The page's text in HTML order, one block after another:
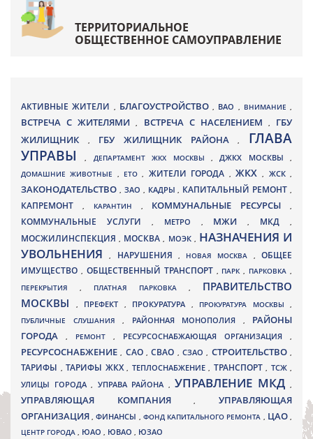
ТЕРРИТОРИАЛЬНОЕ
ОБЩЕСТВЕННОЕ САМОУПРАВЛЕНИЕ
АКТИВНЫЕ ЖИТЕЛИ , БЛАГОУСТРОЙСТВО , ВАО , ВНИМАНИЕ ,
ВСТРЕЧА С ЖИТЕЛЯМИ, ВСТРЕЧА С НАСЕЛЕНИЕМ , ГБУ
ЖИЛИЩНИК
, ГБУ ЖИЛИЩНИК РАЙОНА, ГЛАВА
УПРАВЫ, ДЕПАРТАМЕНТ ЖКХ МОСКВЫ ,ДЖКХ МОСКВЫ ,
ДОМАШНИЕ ЖИВОТНЫЕ , ЕТО, ЖИТЕЛИ ГОРОДА , ЖКХ, ЖСК,
ЗАКОНОДАТЕЛЬСТВО , ЗАО , КАДРЫ, КАПИТАЛЬНЫЙ РЕМОНТ ,
КАПРЕМОНТ , КАРАНТИН , КОММУНАЛЬНЫЕ РЕСУРСЫ,
КОММУНАЛЬНЫЕ УСЛУГИ , МЕТРО , МЖИ, МКД ,
МОСЖИЛИНСПЕКЦИЯ, МОСКВА , МОЭК , НАЗНАЧЕНИЯ И
УВОЛЬНЕНИЯ, НАРУШЕНИЯ , НОВАЯ МОСКВА ,ОБЩЕЕ
ИМУЩЕСТВО , ОБЩЕСТВЕННЫЙ ТРАНСПОРТ , ПАРК, ПАРКОВКА ,
ПЕРЕКРЫТИЯ , ПЛАТНАЯ ПАРКОВКА , ПРАВИТЕЛЬСТВО
МОСКВЫ
, ПРЕФЕКТ , ПРОКУРАТУРА , ПРОКУРАТУРА МОСКВЫ ,
ПУБЛИЧНЫЕ СЛУШАНИЯ , РАЙОННАЯ МОНОПОЛИЯ , РАЙОНЫ
ГОРОДА
, РЕМОНТ , РЕСУРСОСНАБЖАЮЩАЯ ОРГАНИЗАЦИЯ ,
РЕСУРСОСНАБЖЕНИЕ, САО,СВАО ,СЗАО, СТРОИТЕЛЬСТВО,
ТАРИФЫ , ТАРИФЫ ЖКХ , ТЕПЛОСНАБЖЕНИЕ , ТРАНСПОРТ , ТСЖ ,
УЛИЦЫ ГОРОДА , УПРАВА РАЙОНА , УПРАВЛЕНИЕ МКД ,
УПРАВЛЯЮЩАЯ КОМПАНИЯ,УПРАВЛЯЮЩАЯ
ОРГАНИЗАЦИЯ,ФИНАНСЫ , ФОНД КАПИТАЛЬНОГО РЕМОНТА , ЦАО,
ЦЕНТР ГОРОДА , ЮАО , ЮВАО , ЮЗАО